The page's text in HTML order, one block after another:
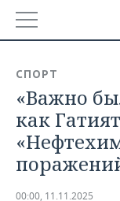
ТАТАРСТАН
УДМУРТИЯ
НОВОСТИ
АНАЛИТИКА
НОВОСТИ
ЭКОНОМИКА
СПОРТ
«Важно
как
00:00, 11.11.2025